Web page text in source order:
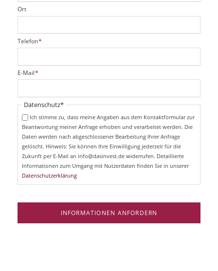
Ort
P
f
i
c
t
f
Telefon*
P
f
i
E-Mail*
Pflichtfeld
Datenschutz*
Ich stimme zu, dass meine Angaben aus dem Kontaktformular zur
Beantwortung meiner Anfrage erhoben und verarbeitet werden. Die
Daten werden nach abgeschlossener Bearbeitung Ihrer Anfrage
gelöscht. Hinweis: Sie können Ihre Einwilligung jederzeit für die
Zukunft per E-Mail an info@dasinvest.de widerrufen. Detaillierte
Informationen zum Umgang mit Nutzerdaten finden Sie in unserer
Datenschutzerklärung
INFORMATIONEN ANFORDERN